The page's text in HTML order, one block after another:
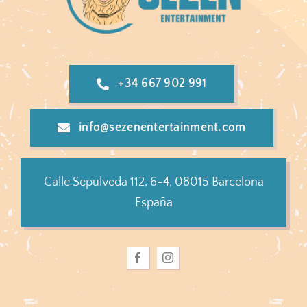
+34 667 902 991
info@sezenentertainment.com
Calle Sepulveda 112, 6-4, 08015 Barcelona
España